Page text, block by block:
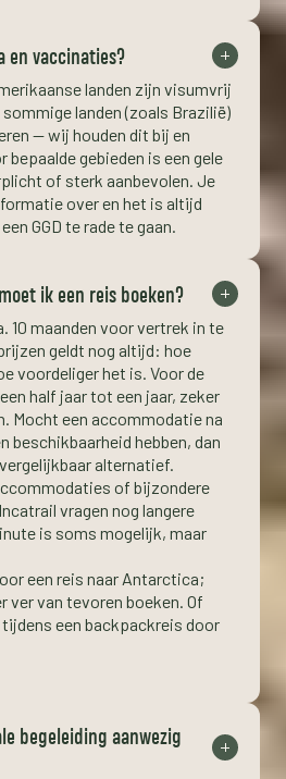
en vaccinaties?
landen zijn visumvrij
landen (zoals Brazilië)
— wij houden dit bij en
bepaalde gebieden is een gele
of sterk aanbevolen. Je
over en het is altijd
GGD te rade te gaan.
ik een reis boeken?
10 maanden voor vertrek in te
geldt nog altijd: hoe
voordeliger het is. Voor de
half jaar tot een jaar, zeker
Mocht een accommodatie na
beschikbaarheid hebben, dan
alternatief.
of bijzondere
vragen nog langere
is soms mogelijk, maar
een reis naar Antarctica;
ver van tevoren boeken. Of
een backpackreis door
begeleiding aanwezig